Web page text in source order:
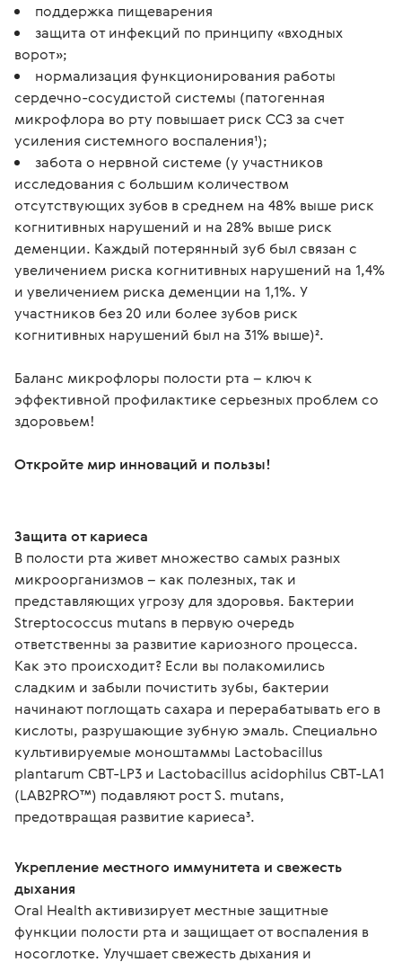
поддержка пищеварения
защита от инфекций по принципу «входных
ворот»;
нормализация функционирования работы
сердечно-сосудистой системы (патогенная
микрофлора во рту повышает риск ССЗ за счет
усиления системного воспаления¹);
забота о нервной системе (у участников
исследования с большим количеством
отсутствующих зубов в среднем на 48% выше риск
когнитивных нарушений и на 28% выше риск
деменции. Каждый потерянный зуб был связан с
увеличением риска когнитивных нарушений на 1,4%
и увеличением риска деменции на 1,1%. У
участников без 20 или более зубов риск
когнитивных нарушений был на 31% выше)².
Баланс микрофлоры полости рта – ключ к
эффективной профилактике серьезных проблем со
здоровьем!
Откройте мир инноваций и пользы!
Защита от кариеса
В полости рта живет множество самых разных
микроорганизмов – как полезных, так и
представляющих угрозу для здоровья. Бактерии
Streptococcus mutans в первую очередь
ответственны за развитие кариозного процесса.
Как это происходит? Если вы полакомились
сладким и забыли почистить зубы, бактерии
начинают поглощать сахара и перерабатывать его в
кислоты, разрушающие зубную эмаль. Специально
культивируемые моноштаммы Lactobacillus
plantarum CBT-LP3 и Lactobacillus acidophilus CBT-LA1
(LAB2PRO™) подавляют рост S. mutans,
предотвращая развитие кариеса³.
Укрепление местного иммунитета и свежесть
дыхания
Oral Health активизирует местные защитные
функции полости рта и защищает от воспаления в
носоглотке. Улучшает свежесть дыхания и